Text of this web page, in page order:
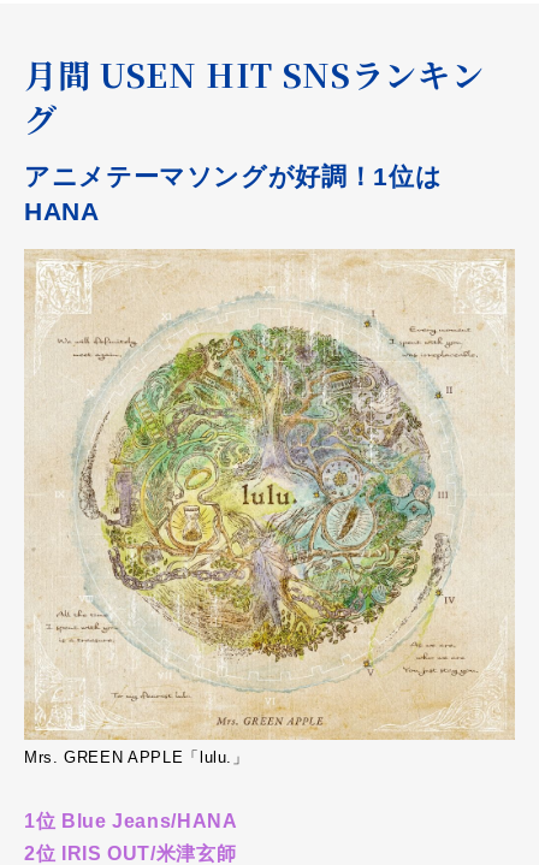
月間 USEN HIT SNSランキン
グ
アニメテーマソングが好調！1位は
HANA
Mrs. GREEN APPLE「lulu.」
1位 Blue Jeans/HANA
2位 IRIS OUT/米津玄師